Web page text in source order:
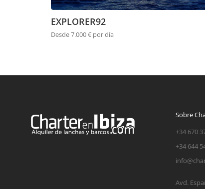
EXPLORER92
Desde 7.000 € por día
Sobre
+34 670
+34 644
Avd.